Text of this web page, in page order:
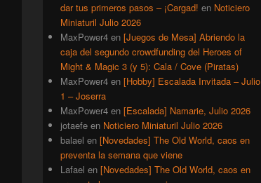
dar tus primeros pasos – ¡Cargad! en Noticiero
Miniaturil Julio 2026
MaxPower4 en [Juegos de Mesa] Abriendo la
caja del segundo crowdfunding del Heroes of
Might & Magic 3 (y 5): Cala / Cove (Piratas)
MaxPower4 en [Hobby] Escalada Invitada – Julio
1 – Joserra
MaxPower4 en [Escalada] Namarie, Julio 2026
jotaefe en Noticiero Miniaturil Julio 2026
balael en [Novedades] The Old World, caos en
preventa la semana que viene
Lafael en [Novedades] The Old World, caos en